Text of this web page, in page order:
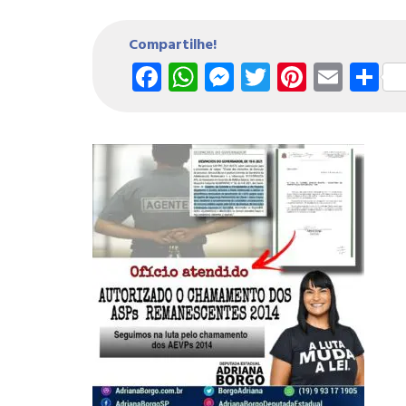
Compartilhe!
Facebook
WhatsApp
Messenger
Twitter